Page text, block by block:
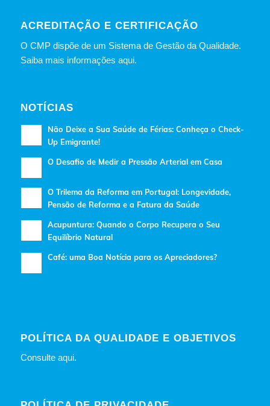
ACREDITAÇÃO E CERTIFICAÇÃO
O CMP dispõe de um Sistema de Gestão da Qualidade.
Saiba mais informações aqui.
NOTÍCIAS
Não Deixe a Sua Saúde de Férias: Conheça o Check-
Up Emigrante!
O Desafio de Medir a Pressão Arterial em Casa
O Trilema da Reforma em Portugal: Longevidade,
Pensão de Reforma e a Fatura da Saúde
Acupuntura: Quando o Corpo Recupera o Seu
Equilíbrio Natural
Café: uma Boa Notícia para os Apreciadores?
POLÍTICA DA QUALIDADE E OBJETIVOS
Consulte aqui.